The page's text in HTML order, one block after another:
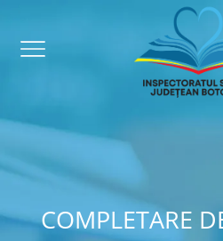
COMPLETARE